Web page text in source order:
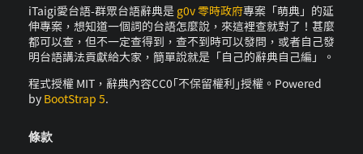
iTaigi愛台語-群眾台語辭典是 g0v 零時政府專案「萌典」的延
伸專案，想知道一個詞的台語怎麼說，來這裡查就對了！甚麼
都可以查，但不一定查得到，查不到時可以發問，或者自己發
明台語講法貢獻給大家，簡單說就是「自己的辭典自己編」。
程式授權 MIT，辭典內容CC0｢不保留權利｣授權。Powered
by BootStrap 5.
條款